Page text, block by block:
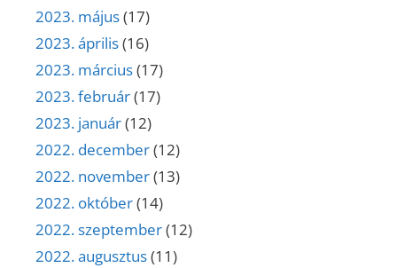
2023. május(17)
2023. április(16)
2023. március(17)
2023. február(17)
2023. január(12)
2022. december(12)
2022. november(13)
2022. október(14)
2022. szeptember(12)
2022. augusztus(11)